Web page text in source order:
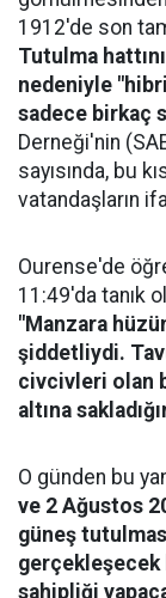
1912'de son
Tutulma
nedeniyle
sadece birkaç
Derneği'nin
sayısında, bu
vatandaşların
Ourense'de
11:49'da tanık
"Manzara
şiddetliydi.
civcivleri olan
altına
O günden bu
ve 2 Ağustos
güneş
gerçekleşecek
sahipliği